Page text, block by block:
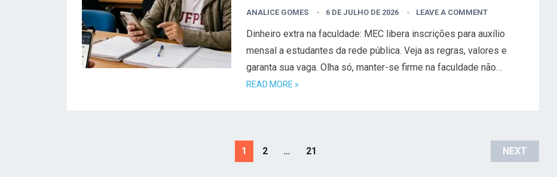
ANALICE GOMES 6 DE JULHO DE 2026 LEAVE A COMMENT
Dinheiro extra na faculdade: MEC libera inscrições para auxílio
mensal a estudantes da rede pública. Veja as regras, valores e
garanta sua vaga. Olha só, manter-se firme na faculdade não…
READ MORE »
1 2 … 21 NEXT